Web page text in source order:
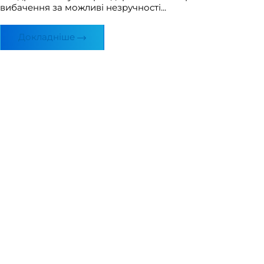
вибачення за можливі незручності...
Докладніше